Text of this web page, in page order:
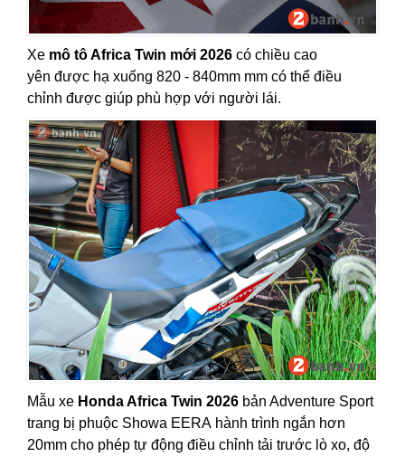
Xe mô tô Africa Twin mới 2026 có chiều cao
yên được hạ xuống 820 - 840mm mm có thể điều
chỉnh được giúp phù hợp với người lái.
Mẫu xe Honda Africa Twin 2026 bản Adventure Sport
trang bị phuộc Showa EERA hành trình ngắn hơn
20mm cho phép tự động điều chỉnh tải trước lò xo, độ